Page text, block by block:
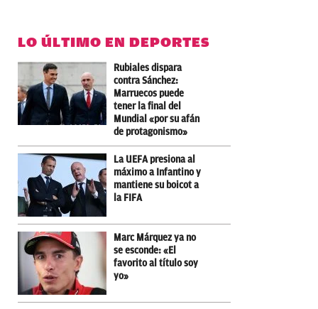
LO ÚLTIMO EN DEPORTES
Rubiales dispara
contra Sánchez:
Marruecos puede
tener la final del
Mundial «por su afán
de protagonismo»
La UEFA presiona al
máximo a Infantino y
mantiene su boicot a
la FIFA
Marc Márquez ya no
se esconde: «El
favorito al título soy
yo»